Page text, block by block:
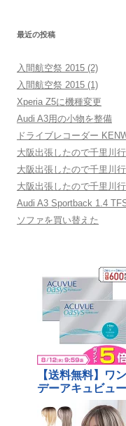
最近の投稿
入間航空祭 2015 (2)
入間航空祭 2015 (1)
Xperia Z5に機種変更
Audi A3用の小物を整備
ドライブレコーダー
大阪出張したので千里川
大阪出張したので千里川
大阪出張したので千里川
Audi A3 Sportback 1.4
ソファを買い替えた